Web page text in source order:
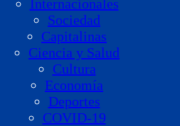
Saltar al pie de página
Internacionales
Sociedad
Capitalinas
Ciencia y Salud
Cultura
Economía
Deportes
COVID-19